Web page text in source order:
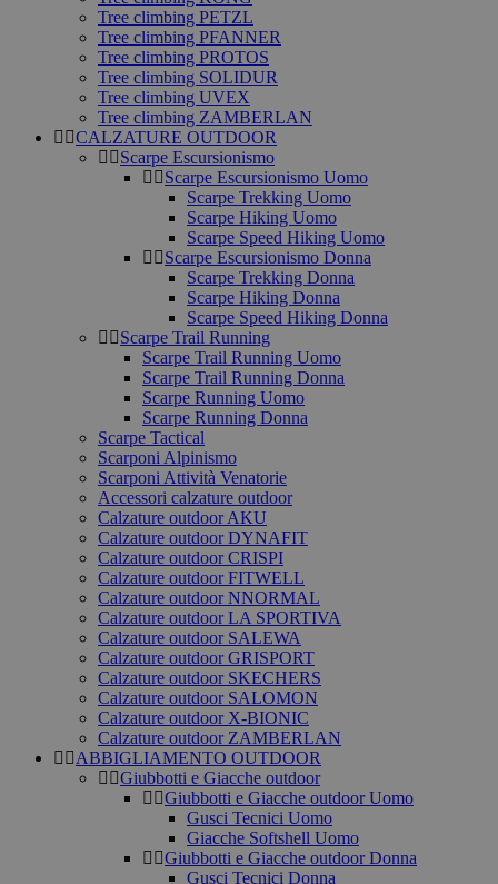
Tree climbing PETZL
Tree climbing PFANNER
Tree climbing PROTOS
Tree climbing SOLIDUR
Tree climbing UVEX
Tree climbing ZAMBERLAN
CALZATURE OUTDOOR
Scarpe Escursionismo
Scarpe Escursionismo Uomo
Scarpe Trekking Uomo
Scarpe Hiking Uomo
Scarpe Speed Hiking Uomo
Scarpe Escursionismo Donna
Scarpe Trekking Donna
Scarpe Hiking Donna
Scarpe Speed Hiking Donna
Scarpe Trail Running
Scarpe Trail Running Uomo
Scarpe Trail Running Donna
Scarpe Running Uomo
Scarpe Running Donna
Scarpe Tactical
Scarponi Alpinismo
Scarponi Attività Venatorie
Accessori calzature outdoor
Calzature outdoor AKU
Calzature outdoor DYNAFIT
Calzature outdoor CRISPI
Calzature outdoor FITWELL
Calzature outdoor NNORMAL
Calzature outdoor LA SPORTIVA
Calzature outdoor SALEWA
Calzature outdoor GRISPORT
Calzature outdoor SKECHERS
Calzature outdoor SALOMON
Calzature outdoor X-BIONIC
Calzature outdoor ZAMBERLAN
ABBIGLIAMENTO OUTDOOR
Giubbotti e Giacche outdoor
Giubbotti e Giacche outdoor Uomo
Gusci Tecnici Uomo
Giacche Softshell Uomo
Giubbotti e Giacche outdoor Donna
Gusci Tecnici Donna